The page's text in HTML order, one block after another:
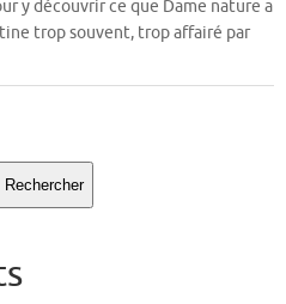
y découvrir ce que Dame nature a
trop souvent, trop affairé par
Rechercher